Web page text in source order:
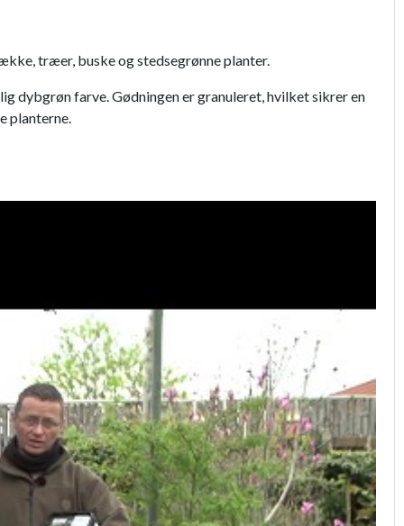
træer, buske og stedsegrønne planter.
dybgrøn farve. Gødningen er granuleret, hvilket sikrer en
planterne.